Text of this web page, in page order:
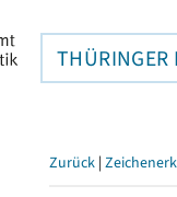
THÜRINGER
Zurück |